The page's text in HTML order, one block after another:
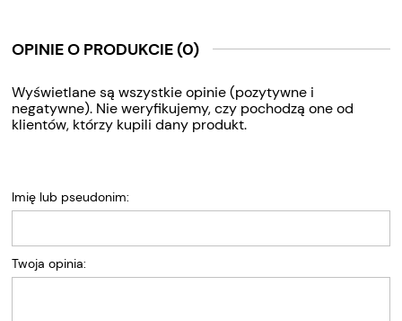
OPINIE O PRODUKCIE (0)
Wyświetlane są wszystkie opinie (pozytywne i
negatywne). Nie weryfikujemy, czy pochodzą one od
klientów, którzy kupili dany produkt.
Imię lub pseudonim:
Twoja opinia: